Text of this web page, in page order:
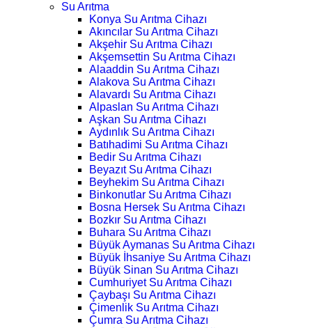
Su Arıtma
Konya Su Arıtma Cihazı
Akıncılar Su Arıtma Cihazı
Akşehir Su Arıtma Cihazı
Akşemsettin Su Arıtma Cihazı
Alaaddin Su Arıtma Cihazı
Alakova Su Arıtma Cihazı
Alavardı Su Arıtma Cihazı
Alpaslan Su Arıtma Cihazı
Aşkan Su Arıtma Cihazı
Aydınlık Su Arıtma Cihazı
Batıhadimi Su Arıtma Cihazı
Bedir Su Arıtma Cihazı
Beyazıt Su Arıtma Cihazı
Beyhekim Su Arıtma Cihazı
Binkonutlar Su Arıtma Cihazı
Bosna Hersek Su Arıtma Cihazı
Bozkır Su Arıtma Cihazı
Buhara Su Arıtma Cihazı
Büyük Aymanas Su Arıtma Cihazı
Büyük İhsaniye Su Arıtma Cihazı
Büyük Sinan Su Arıtma Cihazı
Cumhuriyet Su Arıtma Cihazı
Çaybaşı Su Arıtma Cihazı
Çimenlik Su Arıtma Cihazı
Çumra Su Arıtma Cihazı